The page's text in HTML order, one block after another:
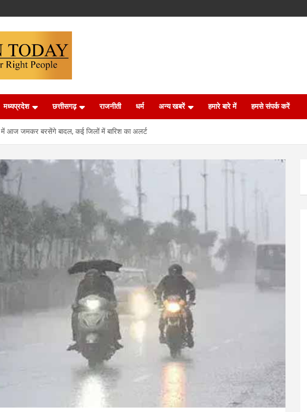
मध्यप्रदेश छत्तीसगढ़ राजनीती धर्म अन्य खबरें हमारे बारे में हमसे संपर्क करें
में आज जमकर बरसेंगे बादल, कई जिलों में बारिश का अलर्ट